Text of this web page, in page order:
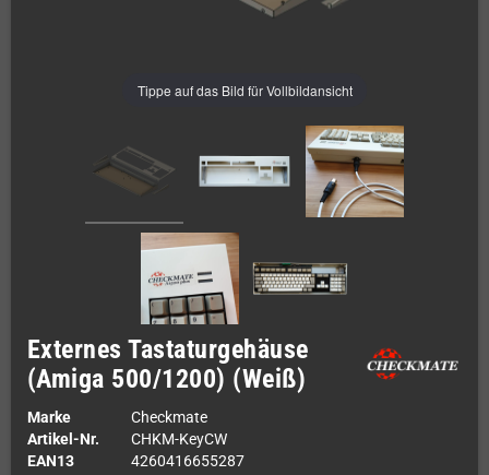
Tippe auf das Bild für Vollbildansicht
Externes Tastaturgehäuse
(Amiga 500/1200) (Weiß)
Marke
Checkmate
Artikel-Nr.
CHKM-KeyCW
EAN13
4260416655287